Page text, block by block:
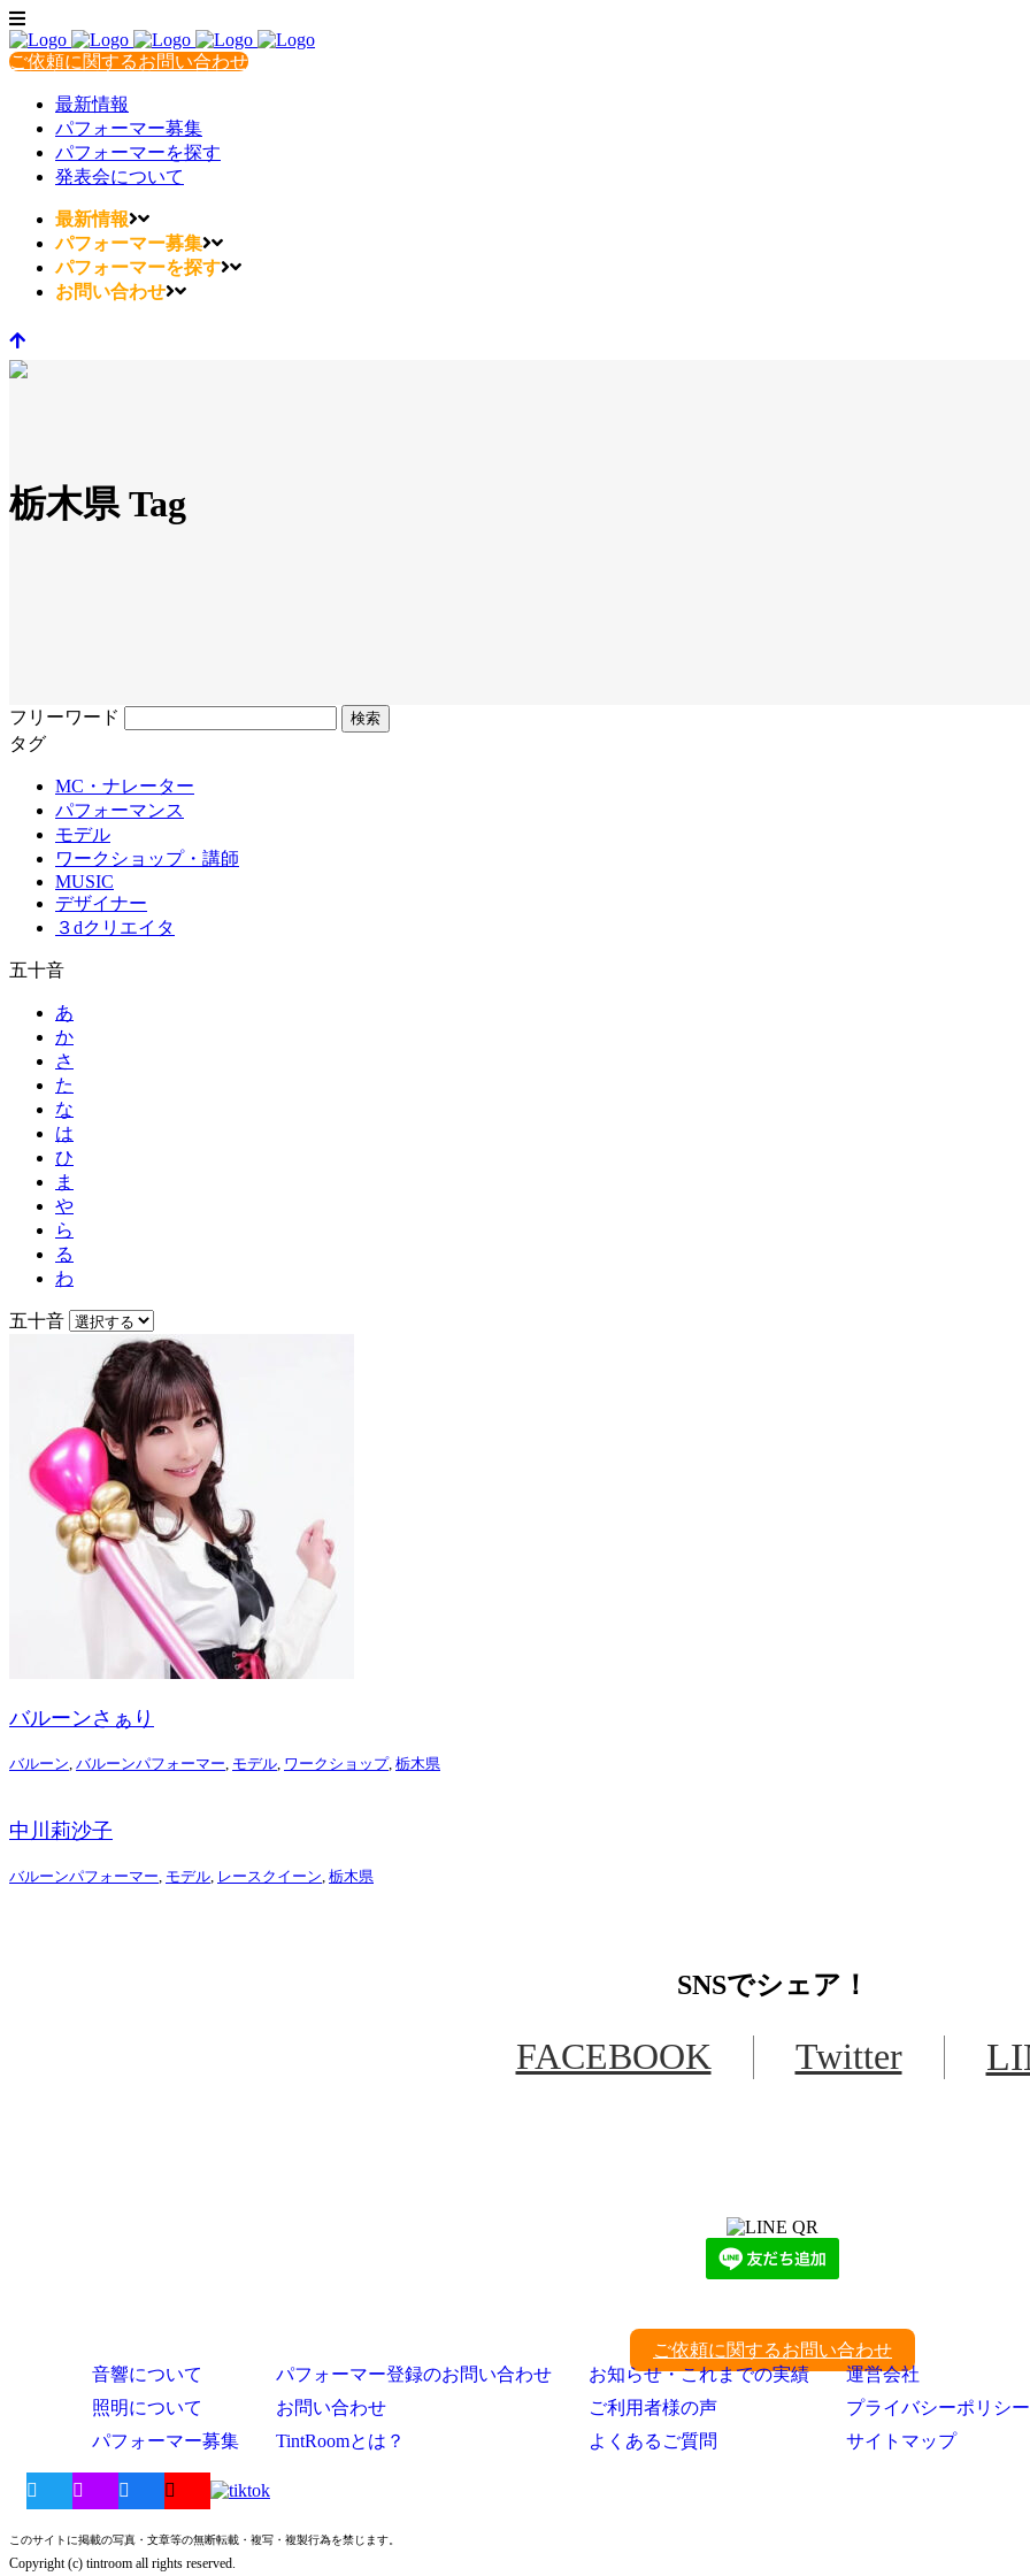
ご依頼に関するお問い合わせ
最新情報
パフォーマー募集
パフォーマーを探す
発表会について
最新情報
パフォーマー募集
パフォーマーを探す
お問い合わせ
栃木県 Tag
フリーワード
タグ
MC・ナレーター
パフォーマンス
モデル
ワークショップ・講師
MUSIC
デザイナー
３dクリエイタ
五十音
あ
か
さ
た
な
は
ひ
ま
や
ら
る
わ
五十音
バルーンさぁり
バルーン, バルーンパフォーマー, モデル, ワークショップ, 栃木県
中川莉沙子
バルーンパフォーマー, モデル, レースクイーン, 栃木県
SNSでシェア！
FACEBOOK Twitter
ご依頼に関するお問い合わせ
音響について
照明について
パフォーマー募集
パフォーマー登録のお問い合わせ
お問い合わせ
TintRoomとは？
お知らせ・これまでの実績
ご利用者様の声
よくあるご質問
運営会社
プライバシーポリシー
サイトマップ
このサイトに掲載の写真・文章等の無断転載・複写・複製行為を禁じます。
Copyright (c) tintroom all rights reserved.